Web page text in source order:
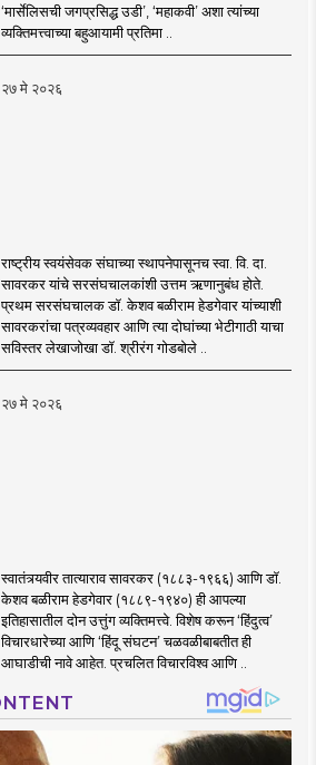
‘मार्सेलिसची जगप्रसिद्ध उडी’, ‘महाकवी’ अशा त्यांच्या
व्यक्तिमत्त्वाच्या बहुआयामी प्रतिमा ..
२७ मे २०२६
राष्ट्रीय स्वयंसेवक संघाच्या स्थापनेपासूनच स्वा. वि. दा.
सावरकर यांचे सरसंघचालकांशी उत्तम ऋणानुबंध होते.
प्रथम सरसंघचालक डॉ. केशव बळीराम हेडगेवार यांच्याशी
सावरकरांचा पत्रव्यवहार आणि त्या दोघांच्या भेटीगाठी याचा
सविस्तर लेखाजोखा डॉ. श्रीरंग गोडबोले ..
२७ मे २०२६
स्वातंत्र्यवीर तात्याराव सावरकर (१८८३-१९६६) आणि डॉ.
केशव बळीराम हेडगेवार (१८८९-१९४०) ही आपल्या
इतिहासातील दोन उत्तुंग व्यक्तिमत्त्वे. विशेष करून ‘हिंदुत्व’
विचारधारेच्या आणि ‘हिंदू संघटन’ चळवळीबाबतीत ही
आघाडीची नावे आहेत. प्रचलित विचारविश्व आणि ..